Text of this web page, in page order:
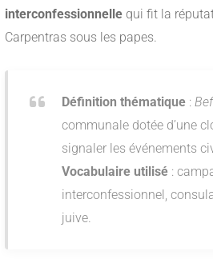
interconfessionnelle qui fit la
Carpentras sous les papes.
Définition thématique :
communale dotée d’une
signaler les événements
Vocabulaire utilisé :
interconfessionnel,
juive.